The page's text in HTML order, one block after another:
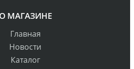
О МАГАЗИНЕ
Главная
Новости
Каталог